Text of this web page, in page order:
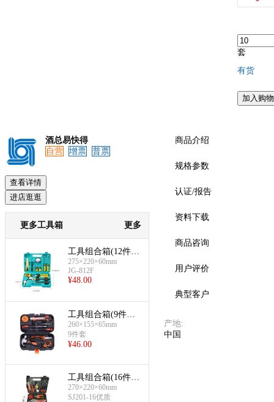
套
有货
加入购
酒总易快得
自营
增票 普票
查看详情
进店逛逛
更多工具箱 更多
工具组合箱(12件套
装)
275×220×60mm
JG-812F
¥48.00
工具组合箱(9件套
装)
260×155×65mm
9件套
¥46.00
工具组合箱(16件套
装)
270×220×60mm
SJ201-16优质
商品介绍
规格参数
认证/报告
资料下载
商品咨询
用户评价
典型客户
产地:
中国